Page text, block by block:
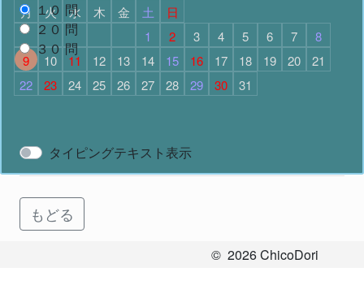
月 火 水 木 金 土
日
1
2 3 4 5 6 7
8
9
10 11 12 13 14 15 16 17 18 19 20
21
22
23 24 25 26 27 28 29 30 31
１０ 問
２０問
３０問
スタート
タイピングテキスト表示
もどる
© 2026ChicoDori